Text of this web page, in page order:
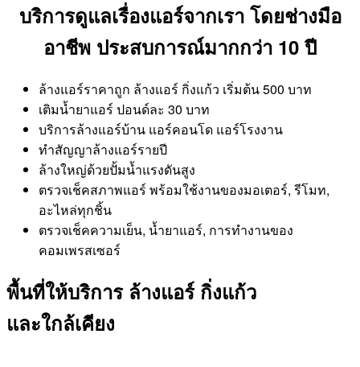
บริการดูแลเรื่องแอร์จากเรา โดยช่างมือ
อาชีพ ประสบการณ์มากกว่า 10 ปี
ล้างแอร์ราคาถูก ล้างแอร์ กิ่งแก้ว เริ่มต้น 500 บาท
เติมน้ำยาแอร์ ปอนด์ละ 30 บาท
บริการล้างแอร์บ้าน แอร์คอนโด แอร์โรงงาน
ทำสัญญาล้างแอร์รายปี
ล้างใหญ่ด้วยปั้มน้ำแรงดันสูง
ตรวจเช็คสภาพแอร์ พร้อมใช้งานของมอเตอร์, รีโมท,
อะไหล่ทุกชิ้น
ตรวจเช็คความเย็น, น้ำยาแอร์, การทำงานของ
คอมเพรสเซอร์
พื้นที่ให้บริการ ล้างแอร์ กิ่งแก้ว
และใกล้เคียง